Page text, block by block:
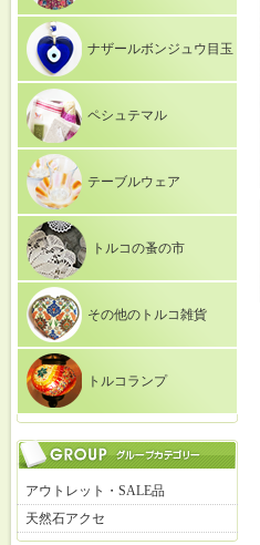
ナザールボンジュウ目玉
ペシュテマル
テーブルウェア
トルコの蚤の市
その他のトルコ雑貨
トルコランプ
アウトレット・SALE品
天然石アクセ